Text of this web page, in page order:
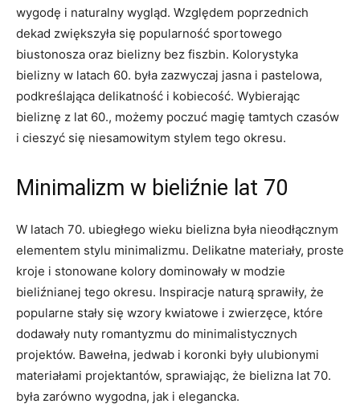
⁢wygodę i⁤ naturalny wygląd. Względem poprzednich ​
dekad zwiększyła się popularność sportowego
biustonosza oraz bielizny bez fiszbin.‍ Kolorystyka
bielizny w latach 60. ‌była‌ zazwyczaj jasna i pastelowa,⁤
podkreślająca delikatność i kobiecość. Wybierając
bieliznę z lat 60., możemy poczuć magię tamtych czasów
i cieszyć ⁤się niesamowitym stylem ‍tego okresu.
Minimalizm w bieliźnie lat 70
W latach 70. ubiegłego wieku bielizna była nieodłącznym
elementem stylu minimalizmu. Delikatne materiały, proste
kroje⁢ i‌ stonowane ⁤kolory dominowały⁢ w modzie
bieliźnianej⁢ tego okresu.⁣ Inspiracje naturą sprawiły, że
‍popularne stały się wzory kwiatowe i zwierzęce, które
⁤dodawały nuty ⁢romantyzmu do minimalistycznych
projektów. Bawełna, jedwab i koronki były ulubionymi
materiałami projektantów, sprawiając, że bielizna lat 70.
była ​zarówno wygodna, jak i elegancka.